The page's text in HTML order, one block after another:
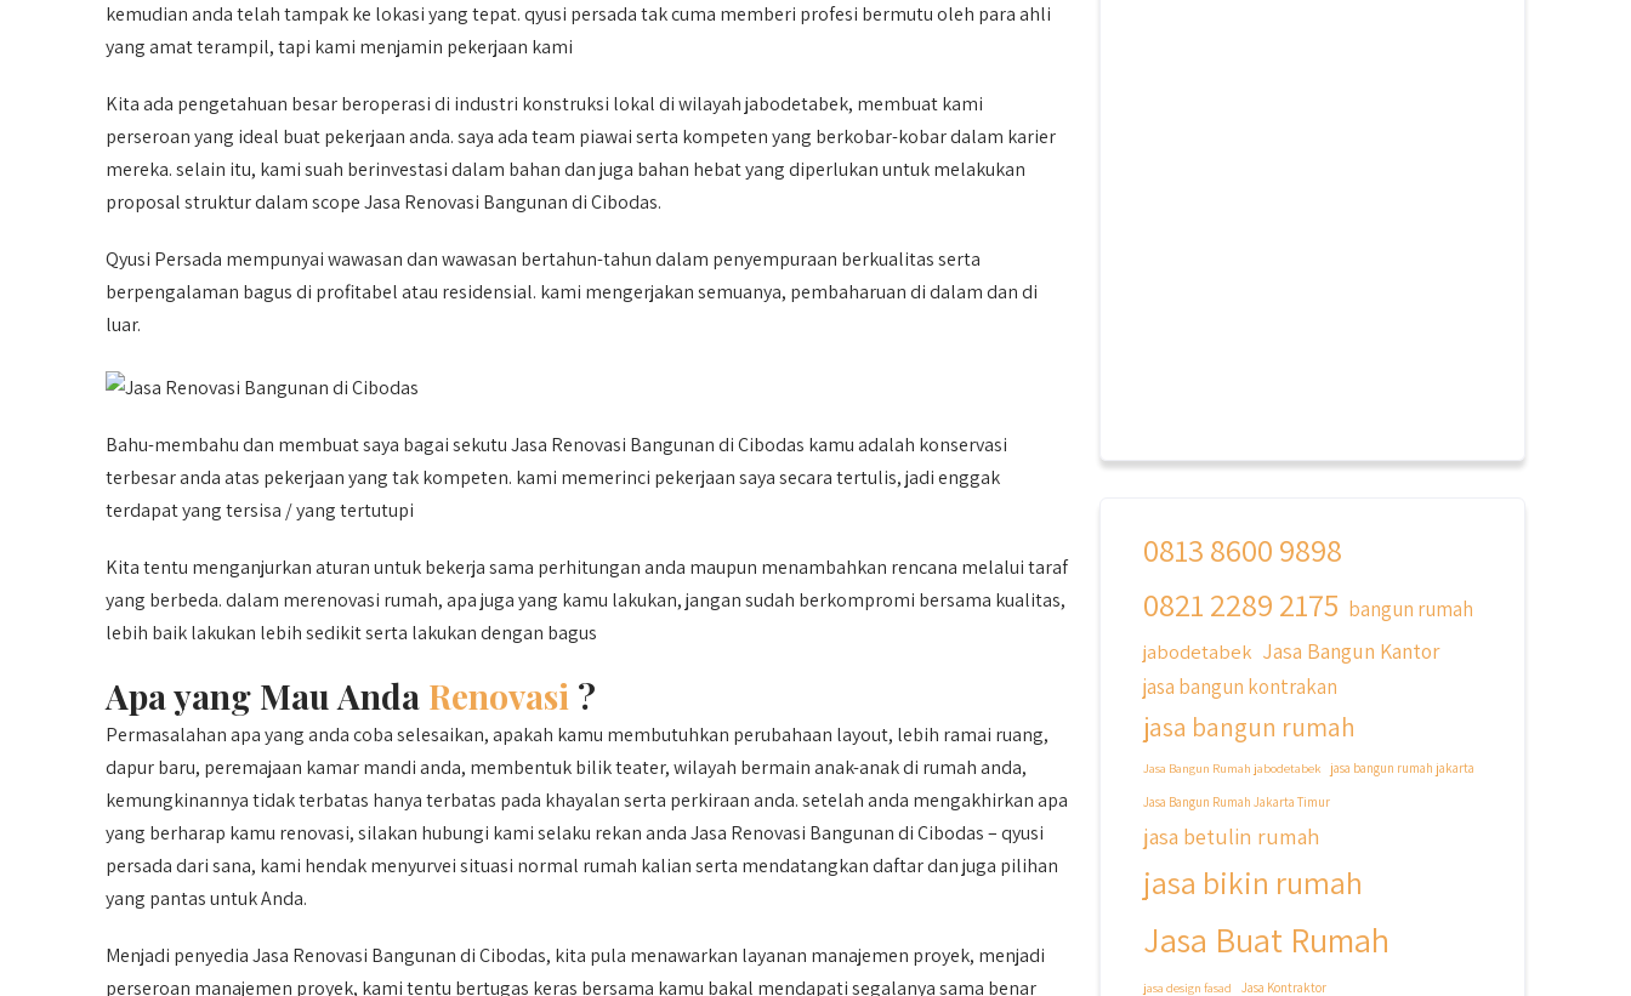
kemudian anda telah tampak ke lokasi yang tepat. qyusi persada tak cuma memberi profesi bermutu oleh para ahli
yang amat terampil, tapi kami menjamin pekerjaan kami
Kita ada pengetahuan besar beroperasi di industri konstruksi lokal di wilayah jabodetabek, membuat kami
perseroan yang ideal buat pekerjaan anda. saya ada team piawai serta kompeten yang berkobar-kobar dalam karier
mereka. selain itu, kami suah berinvestasi dalam bahan dan juga bahan hebat yang diperlukan untuk melakukan
proposal struktur dalam scope Jasa Renovasi Bangunan di Cibodas.
Qyusi Persada mempunyai wawasan dan wawasan bertahun-tahun dalam penyempuraan berkualitas serta
berpengalaman bagus di profitabel atau residensial. kami mengerjakan semuanya, pembaharuan di dalam dan di
luar.
Bahu-membahu dan membuat saya bagai sekutu Jasa Renovasi Bangunan di Cibodas kamu adalah konservasi
terbesar anda atas pekerjaan yang tak kompeten. kami memerinci pekerjaan saya secara tertulis, jadi enggak
terdapat yang tersisa / yang tertutupi
Kita tentu menganjurkan aturan untuk bekerja sama perhitungan anda maupun menambahkan rencana melalui taraf
yang berbeda. dalam merenovasi rumah, apa juga yang kamu lakukan, jangan sudah berkompromi bersama kualitas,
lebih baik lakukan lebih sedikit serta lakukan dengan bagus
Apa yang Mau Anda Renovasi ?
Permasalahan apa yang anda coba selesaikan, apakah kamu membutuhkan perubahaan layout, lebih ramai ruang,
dapur baru, peremajaan kamar mandi anda, membentuk bilik teater, wilayah bermain anak-anak di rumah anda,
kemungkinannya tidak terbatas hanya terbatas pada khayalan serta perkiraan anda. setelah anda mengakhirkan apa
yang berharap kamu renovasi, silakan hubungi kami selaku rekan anda Jasa Renovasi Bangunan di Cibodas – qyusi
persada dari sana, kami hendak menyurvei situasi normal rumah kalian serta mendatangkan daftar dan juga pilihan
yang pantas untuk Anda.
Menjadi penyedia Jasa Renovasi Bangunan di Cibodas, kita pula menawarkan layanan manajemen proyek, menjadi
perseroan manajemen proyek, kami tentu bertugas keras bersama kamu bakal mendapati segalanya sama benar
0813 8600 9898
0821 2289 2175 bangun rumah
jabodetabek Jasa Bangun Kantor
jasa bangun kontrakan
jasa bangun rumah
Jasa Bangun Rumah jabodetabek
jasa bangun rumah jakarta
Jasa Bangun Rumah Jakarta Timur
jasa betulin rumah
jasa bikin rumah
Jasa Buat Rumah
jasa design fasad Jasa Kontraktor